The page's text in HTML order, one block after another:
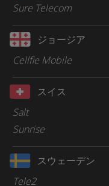
Sure Telecom
ジョージア
Cellfie Mobile
スイス
Salt
Sunrise
スウェーデン
Tele2